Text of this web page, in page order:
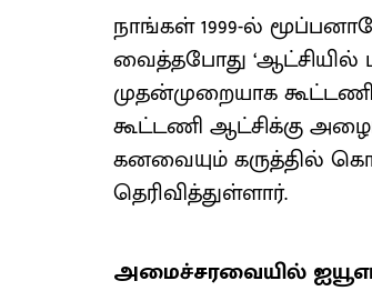
நாங்கள் 1999-ல்
வைத்தபோது ‘ஆட்சியில்
முதன்முறையாக
கூட்டணி ஆட்சிக்கு
கனவையும் கருத்தில்
தெரிவித்துள்ளார்.
அமைச்சரவையில்